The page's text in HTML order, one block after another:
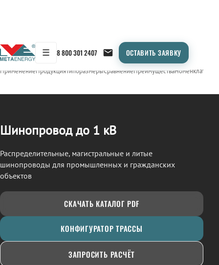
☰ 8 800 301 2407 ОСТАВИТЬ ЗАЯВКУ
← Продукция/ШИНОПРОВОД
ПрименениеПродукцияТипоразмерыСравнениеПреимуществаНоменклатура
Шинопровод до 1 кВ
Распределительные, магистральные и литые
шинопроводы для промышленных и гражданских
объектов
СКАЧАТЬ КАТАЛОГ PDF
КОНФИГУРАТОР ТРАССЫ
ЗАПРОСИТЬ РАСЧЁТ